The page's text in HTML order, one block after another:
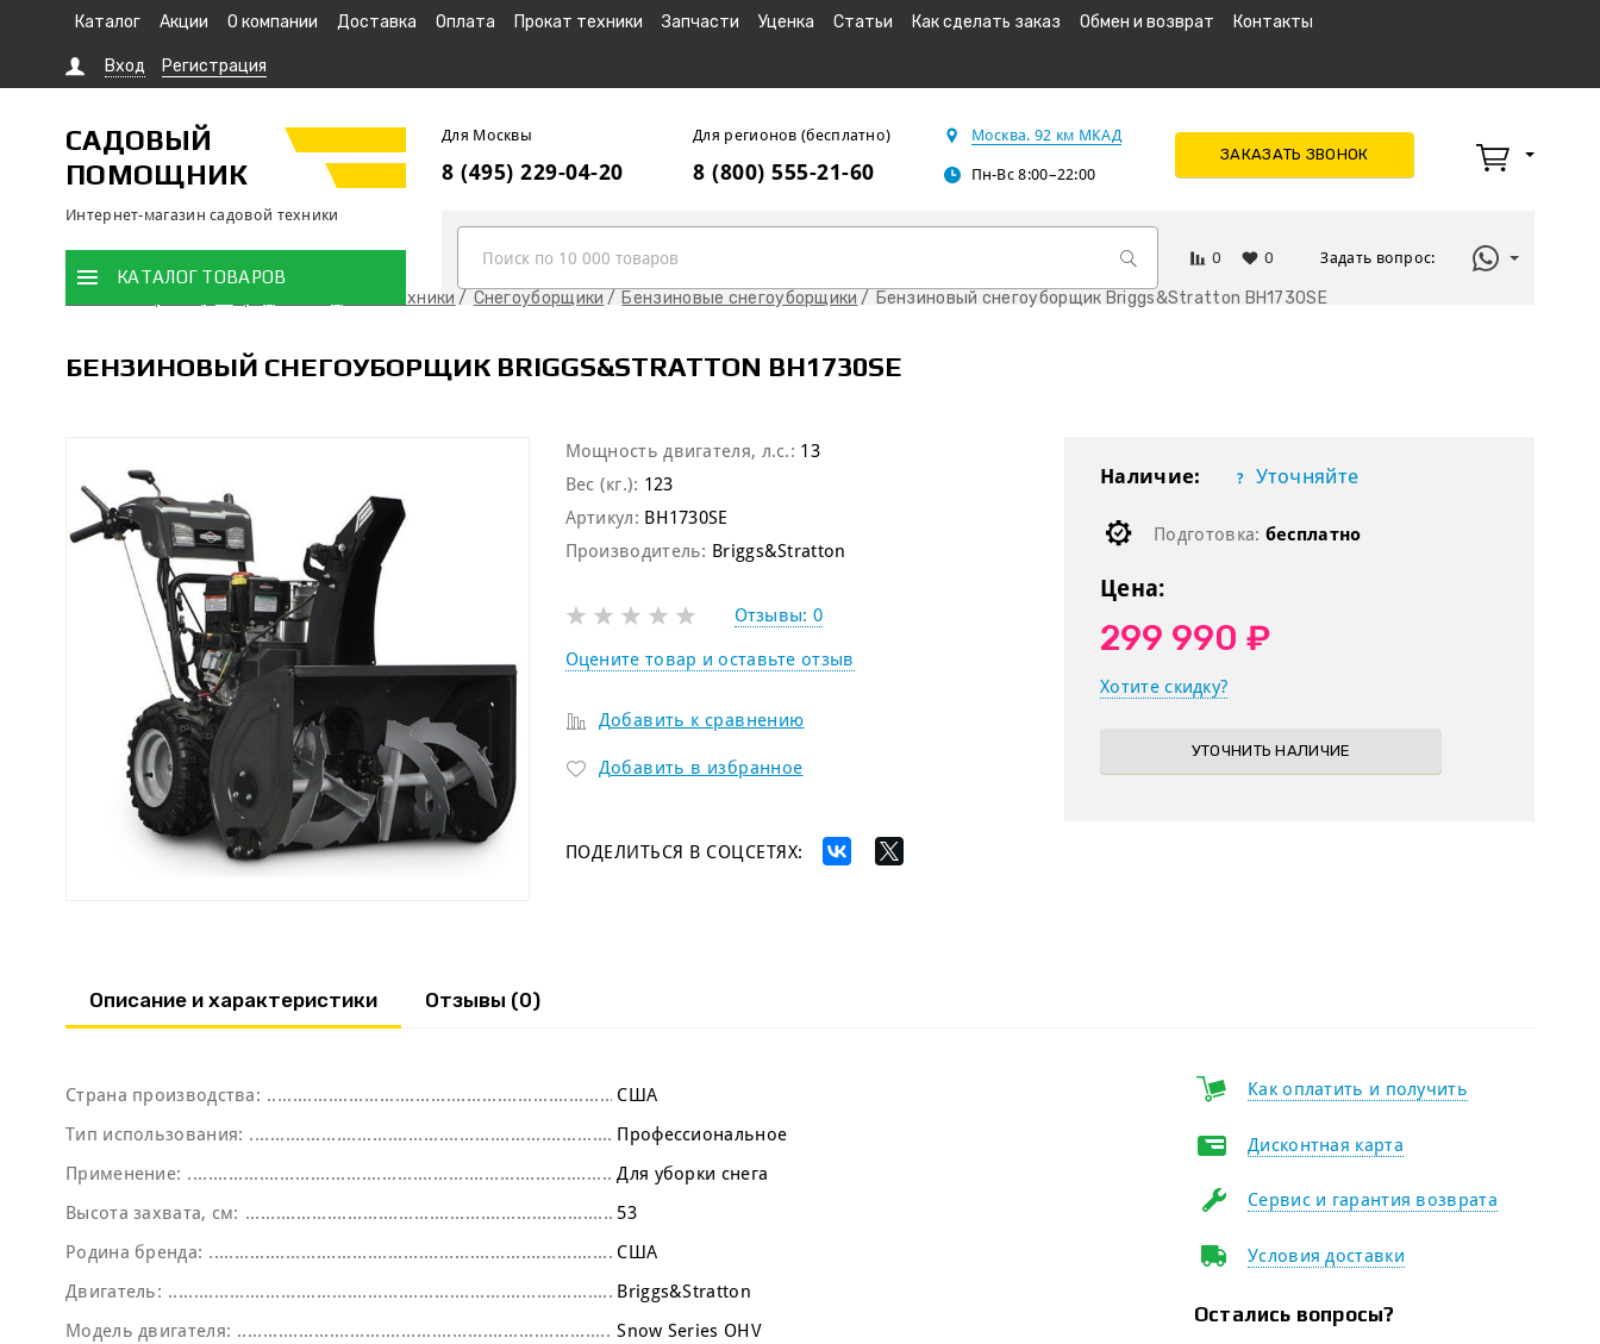
Каталог Акции О компании Доставка Оплата Прокат техники Запчасти Уценка Статьи Как сделать заказ Обмен и возврат Контакты
Вход Регистрация
САДОВЫЙ
ПОМОЩНИК
Интернет-магазин садовой техники
Для Москвы
8 (495) 229-04-20
Для регионов (бесплатно)
8 (800) 555-21-60
Москва. 92 км МКАД
Пн-Вс 8:00–22:00
ЗАКАЗАТЬ ЗВОНОК
0 0 Задать вопрос:
КАТАЛОГ ТОВАРОВ
Продажа садовой техники Снегоуборщики Бензиновые снегоуборщики Бензиновый снегоуборщик Briggs&Stratton BH1730SE
БЕНЗИНОВЫЙ СНЕГОУБОРЩИК BRIGGS&STRATTON BH1730SE
Мощность двигателя, л.с.: 13
Вес (кг.): 123
Артикул: BH1730SE
Производитель: Briggs&Stratton
Отзывы: 0
Оцените товар и оставьте отзыв
Добавить к сравнению
Добавить в избранное
ПОДЕЛИТЬСЯ В СОЦСЕТЯХ:
Наличие: Уточняйте
Подготовка: бесплатно
Цена:
299 990 ₽
Хотите скидку?
УТОЧНИТЬ НАЛИЧИЕ
Описание и характеристики Отзывы (0)
Страна производства:
США
Тип использования:
Профессиональное
Применение:
Для уборки снега
Высота захвата, см:
53
Родина бренда:
США
Двигатель:
Briggs&Stratton
Модель двигателя:
Snow Series OHV
Как оплатить и получить
Дисконтная карта
Сервис и гарантия возврата
Условия доставки
Остались вопросы?